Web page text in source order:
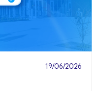
19/06/2026